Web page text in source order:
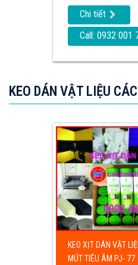
Chi tiết
Call: 0932 001
KEO DÁN VẬT LIỆU
KEO XỊT DÁN VẬT
MÚT TIÊU ÂM PJ- 77